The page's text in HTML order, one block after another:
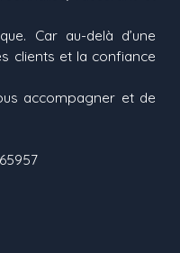
Car au-delà d’une
clients et la confiance
accompagner et de